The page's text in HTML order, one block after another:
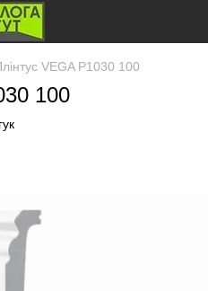
VEGA P1030 100
100